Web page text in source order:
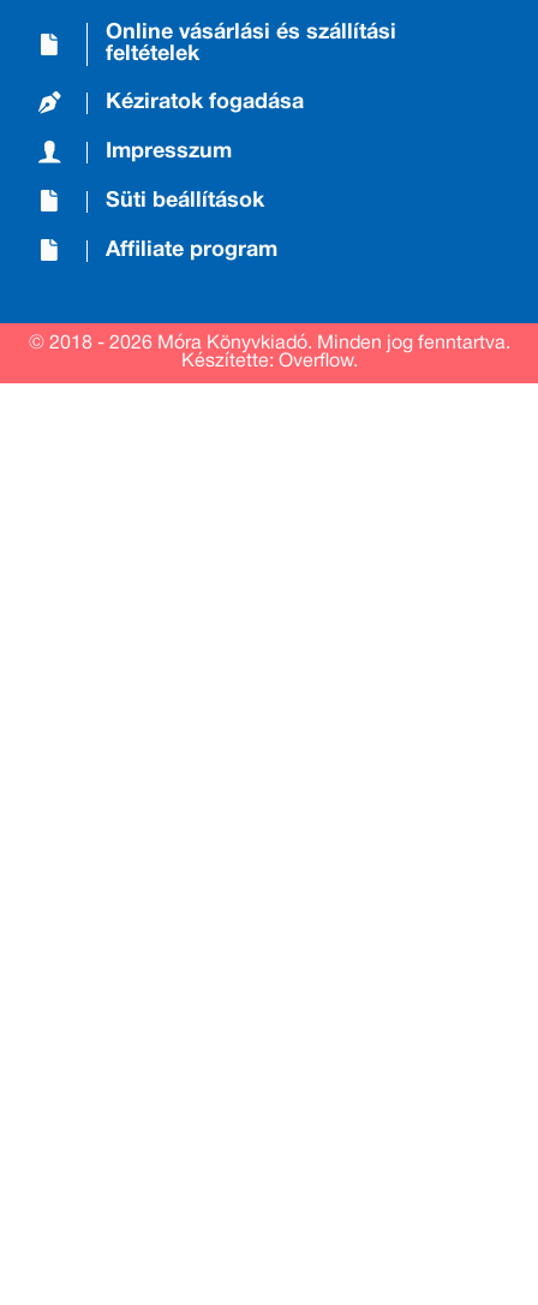
Online vásárlási és szállítási
feltételek
Kéziratok fogadása
Impresszum
Süti beállítások
Affiliate program
© 2018 - 2026 Móra Könyvkiadó. Minden jog fenntartva.
Készítette: Overflow.